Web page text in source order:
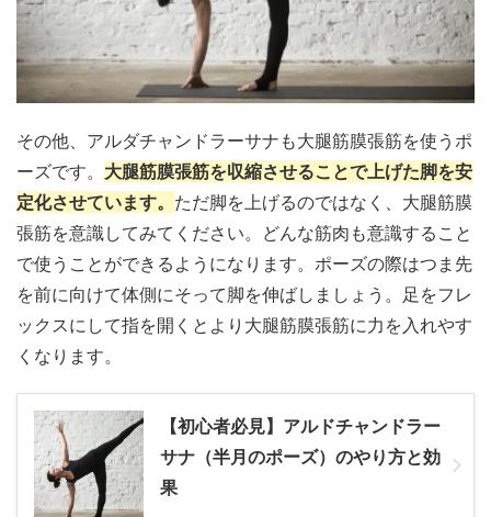
その他、アルダチャンドラーサナも大腿筋膜張筋を使うポ
ーズです。 大腿筋膜張筋を収縮させることで上げた脚を安
定化させています。 ただ脚を上げるのではなく、大腿筋膜
張筋を意識してみてください。どんな筋肉も意識すること
で使うことができるようになります。ポーズの際はつま先
を前に向けて体側にそって脚を伸ばしましょう。足をフレ
ックスにして指を開くとより大腿筋膜張筋に力を入れやす
くなります。
【初心者必見】アルドチャンドラー
サナ（半月のポーズ）のやり方と効
果